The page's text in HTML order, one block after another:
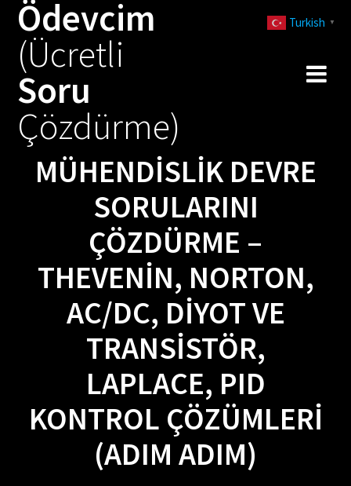
Ödevcim
(Ücretli
Soru
Çözdürme)
MÜHENDISLIK DEVRE
SORULARINI
ÇÖZDÜRME –
THEVENIN, NORTON,
AC/DC, DIYOT VE
TRANSISTÖR,
LAPLACE, PID
KONTROL ÇÖZÜMLERI
(ADIM ADIM)
Turkish ▼